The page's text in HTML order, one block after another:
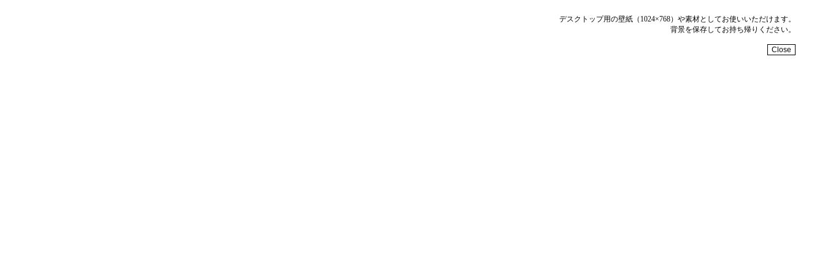
デスクトップ用の壁紙（1024×768）や素材としてお使いいただけます。
背景を保存してお持ち帰りください。